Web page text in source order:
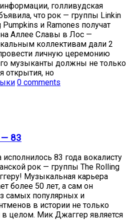
голливудская
что рок — группы Linkin
Pumpkins и Ramones получат
Аллее Славы в Лос —
коллективам дали 2
личную церемонию
музыканты должны не только
открытия, но
0 comments
— 83
83 года вокалисту
рок — группы The Rolling
Музыкальная карьера
более 50 лет, а сам он
самых популярных и
в истории не только
целом. Мик Джаггер является